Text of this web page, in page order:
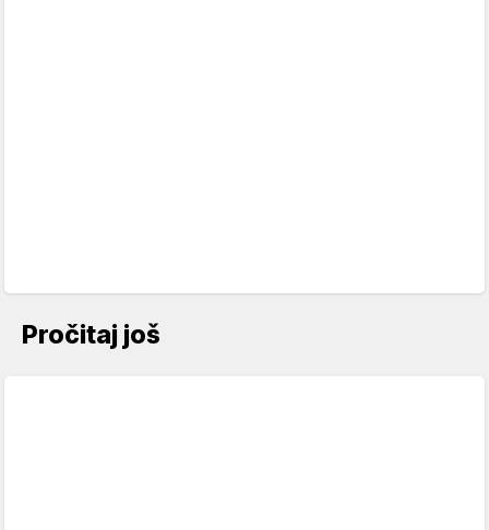
Pročitaj još